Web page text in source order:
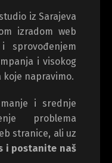
iz Sarajeva
izradom web
sprovođenjem
i visokog
koje napravimo.
i srednje
problema
stranice, ali uz
i postanite naš